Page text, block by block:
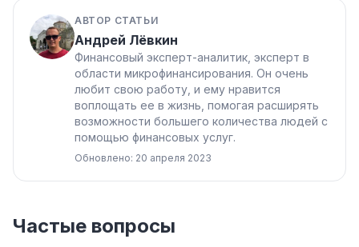
АВТОР СТАТЬИ
Андрей Лёвкин
Финансовый эксперт-аналитик, эксперт в
области микрофинансирования. Он очень
любит свою работу, и ему нравится
воплощать ее в жизнь, помогая расширять
возможности большего количества людей с
помощью финансовых услуг.
Обновлено: 20 апреля 2023
Частые вопросы